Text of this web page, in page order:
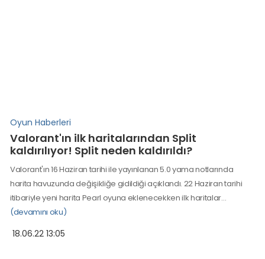
Oyun Haberleri
Valorant'ın ilk haritalarından Split
kaldırılıyor! Split neden kaldırıldı?
Valorant'ın 16 Haziran tarihi ile yayınlanan 5.0 yama notlarında
harita havuzunda değişikliğe gidildiği açıklandı. 22 Haziran tarihi
itibariyle yeni harita Pearl oyuna eklenecekken ilk haritalar…
(devamını oku)
18.06.22 13:05